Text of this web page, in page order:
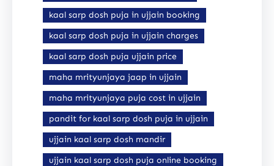
kaal sarp dosh puja in ujjain booking
kaal sarp dosh puja in ujjain charges
kaal sarp dosh puja ujjain price
maha mrityunjaya jaap in ujjain
maha mrityunjaya puja cost in ujjain
pandit for kaal sarp dosh puja in ujjain
ujjain kaal sarp dosh mandir
ujjain kaal sarp dosh puja online booking